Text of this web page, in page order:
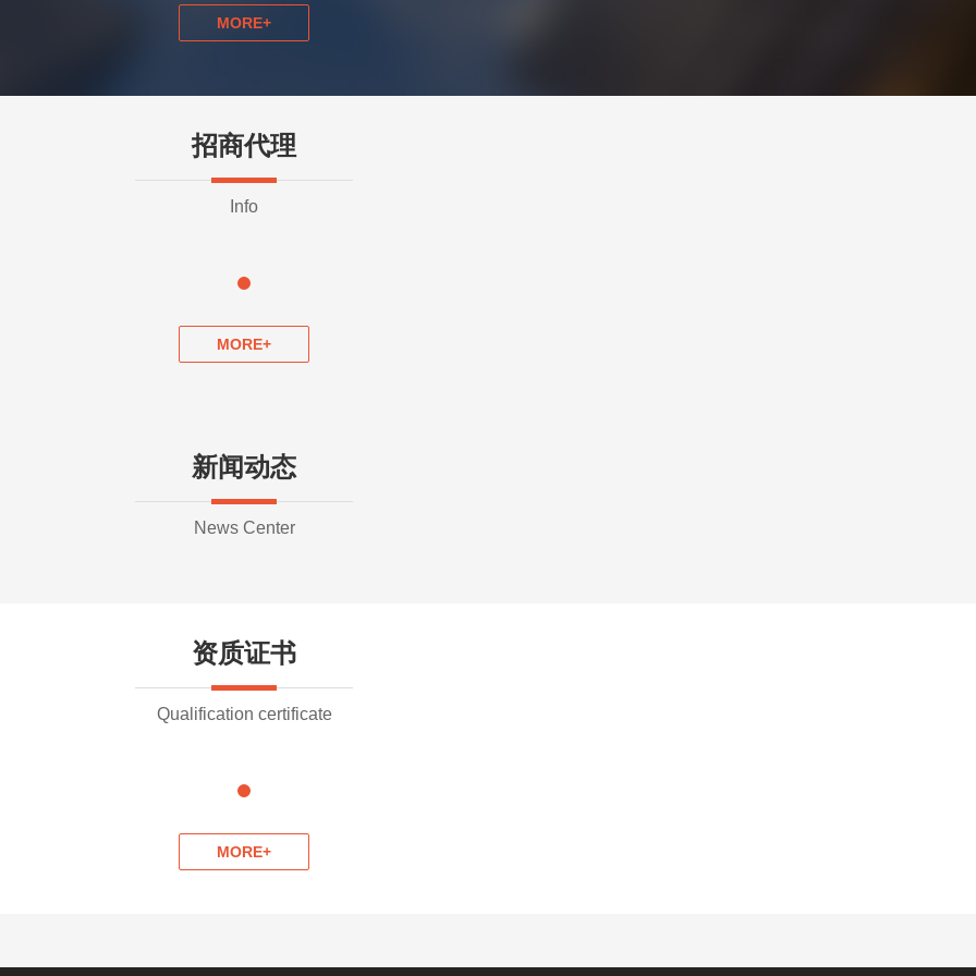
MORE+
招商代理
Info
MORE+
新闻动态
News Center
资质证书
Qualification certificate
MORE+